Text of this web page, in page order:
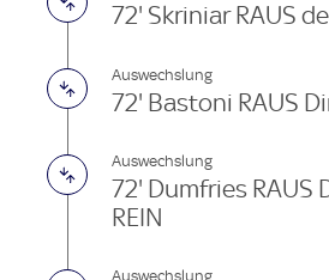
72' Skriniar RAUS
Auswechslung
72' Bastoni RAUS
Auswechslung
72' Dumfries RAUS
REIN
Auswechslung